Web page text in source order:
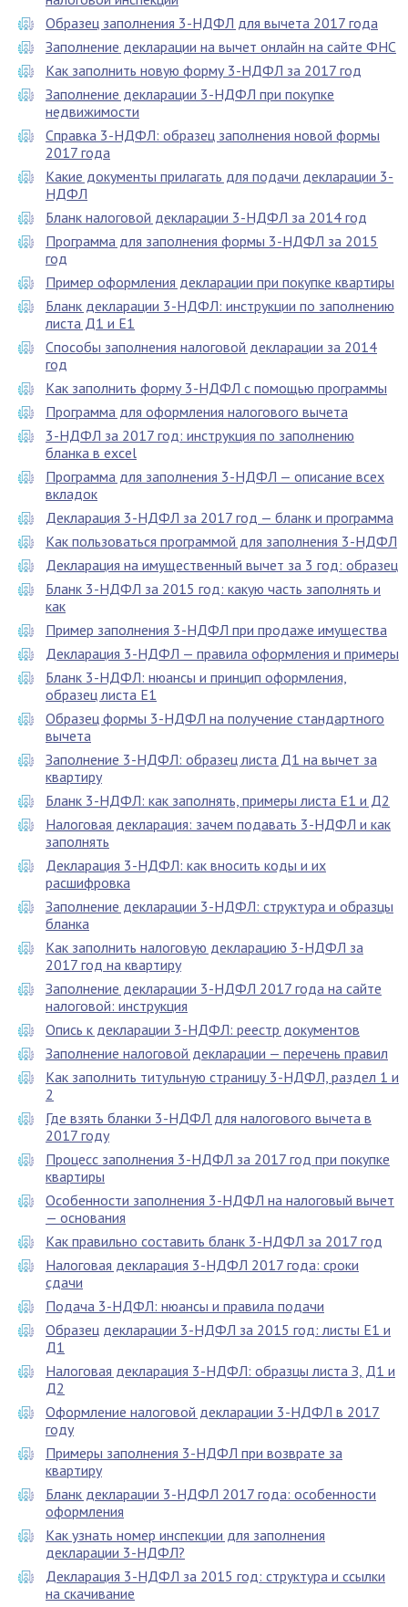
Образец заполнения 3-НДФЛ для вычета 2017 года
Заполнение декларации на вычет онлайн на сайте ФНС
Как заполнить новую форму 3-НДФЛ за 2017 год
Заполнение декларации 3-НДФЛ при покупке
недвижимости
Справка 3-НДФЛ: образец заполнения новой формы
2017 года
Какие документы прилагать для подачи декларации 3-
НДФЛ
Бланк налоговой декларации 3-НДФЛ за 2014 год
Программа для заполнения формы 3-НДФЛ за 2015
год
Пример оформления декларации при покупке квартиры
Бланк декларации 3-НДФЛ: инструкции по заполнению
листа Д1 и Е1
Способы заполнения налоговой декларации за 2014
год
Как заполнить форму 3-НДФЛ с помощью программы
Программа для оформления налогового вычета
3-НДФЛ за 2017 год: инструкция по заполнению
бланка в excel
Программа для заполнения 3-НДФЛ — описание всех
вкладок
Декларация 3-НДФЛ за 2017 год — бланк и программа
Как пользоваться программой для заполнения 3-НДФЛ
Декларация на имущественный вычет за 3 год: образец
Бланк 3-НДФЛ за 2015 год: какую часть заполнять и
как
Пример заполнения 3-НДФЛ при продаже имущества
Декларация 3-НДФЛ — правила оформления и примеры
Бланк 3-НДФЛ: нюансы и принцип оформления,
образец листа Е1
Образец формы 3-НДФЛ на получение стандартного
вычета
Заполнение 3-НДФЛ: образец листа Д1 на вычет за
квартиру
Бланк 3-НДФЛ: как заполнять, примеры листа Е1 и Д2
Налоговая декларация: зачем подавать 3-НДФЛ и как
заполнять
Декларация 3-НДФЛ: как вносить коды и их
расшифровка
Заполнение декларации 3-НДФЛ: структура и образцы
бланка
Как заполнить налоговую декларацию 3-НДФЛ за
2017 год на квартиру
Заполнение декларации 3-НДФЛ 2017 года на сайте
налоговой: инструкция
Опись к декларации 3-НДФЛ: реестр документов
Заполнение налоговой декларации — перечень правил
Как заполнить титульную страницу 3-НДФЛ, раздел 1 и
2
Где взять бланки 3-НДФЛ для налогового вычета в
2017 году
Процесс заполнения 3-НДФЛ за 2017 год при покупке
квартиры
Особенности заполнения 3-НДФЛ на налоговый вычет
— основания
Как правильно составить бланк 3-НДФЛ за 2017 год
Налоговая декларация 3-НДФЛ 2017 года: сроки
сдачи
Подача 3-НДФЛ: нюансы и правила подачи
Образец декларации 3-НДФЛ за 2015 год: листы Е1 и
Д1
Налоговая декларация 3-НДФЛ: образцы листа З, Д1 и
Д2
Оформление налоговой декларации 3-НДФЛ в 2017
году
Примеры заполнения 3-НДФЛ при возврате за
квартиру
Бланк декларации 3-НДФЛ 2017 года: особенности
оформления
Как узнать номер инспекции для заполнения
декларации 3-НДФЛ?
Декларация 3-НДФЛ за 2015 год: структура и ссылки
на скачивание